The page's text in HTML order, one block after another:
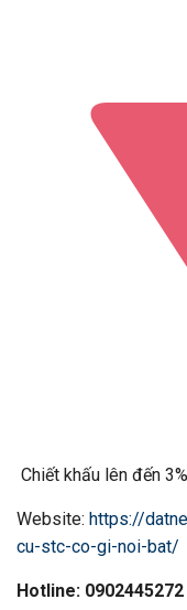
Chiết khấu lên đến
Website: https://
cu-stc-co-gi-noi-bat/
Hotline: 0902445272